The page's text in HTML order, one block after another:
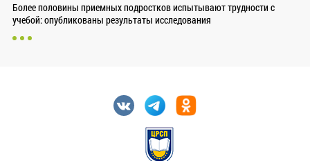
Более половины приемных подростков испытывают трудности с
учебой: опубликованы результаты исследования